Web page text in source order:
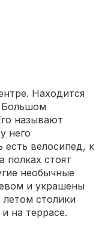
Находится
Большом
называют
него
есть велосипед, к
полках стоят
необычные
и украшены
столики
на террасе.